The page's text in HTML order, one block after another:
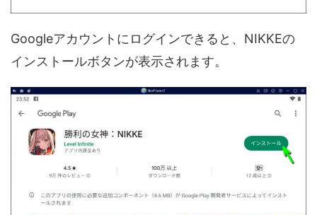
Googleアカウントにログインできると、NIKKEの
インストールボタンが表示されます。